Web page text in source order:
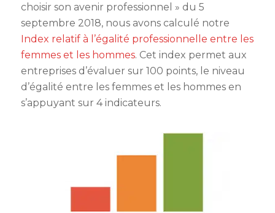
choisir son avenir professionnel » du 5
septembre 2018, nous avons calculé notre
Index relatif à l’égalité professionnelle entre les
femmes et les hommes. Cet index permet aux
entreprises d’évaluer sur 100 points, le niveau
d’égalité entre les femmes et les hommes en
s’appuyant sur 4 indicateurs.